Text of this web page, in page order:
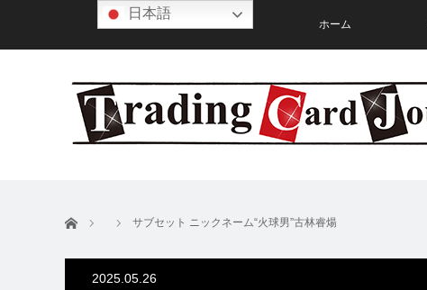
ホーム
ホーム サブセット ニックネーム“火球男”古林睿煬
2025.05.26
日本語